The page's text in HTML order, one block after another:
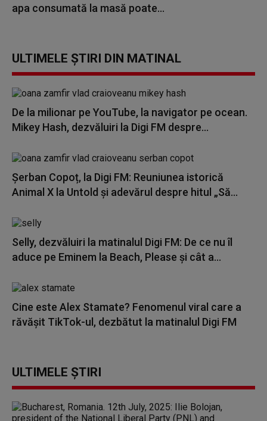
apa consumată la masă poate...
ULTIMELE ȘTIRI DIN MATINAL
De la milionar pe YouTube, la navigator pe ocean.
Mikey Hash, dezvăluiri la Digi FM despre...
Șerban Copoț, la Digi FM: Reuniunea istorică
Animal X la Untold și adevărul despre hitul „Să...
Selly, dezvăluiri la matinalul Digi FM: De ce nu îl
aduce pe Eminem la Beach, Please și cât a...
Cine este Alex Stamate? Fenomenul viral care a
răvășit TikTok-ul, dezbătut la matinalul Digi FM
ULTIMELE ȘTIRI